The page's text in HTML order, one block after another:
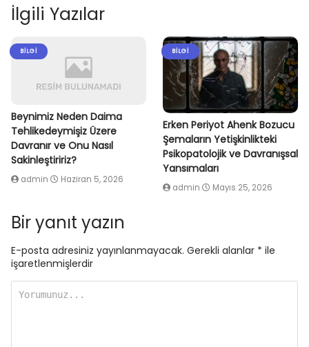
İlgili Yazılar
BILGI
Beynimiz Neden Daima
Tehlikedeymişiz Üzere
Davranır ve Onu Nasıl
Sakinleştiririz?
admin Haziran 5, 2026
BILGI
Erken Periyot Ahenk Bozucu
Şemaların Yetişkinlikteki
Psikopatolojik ve Davranışsal
Yansımaları
admin Mayıs 25, 2026
Bir yanıt yazın
E-posta adresiniz yayınlanmayacak. Gerekli alanlar * ile
işaretlenmişlerdir